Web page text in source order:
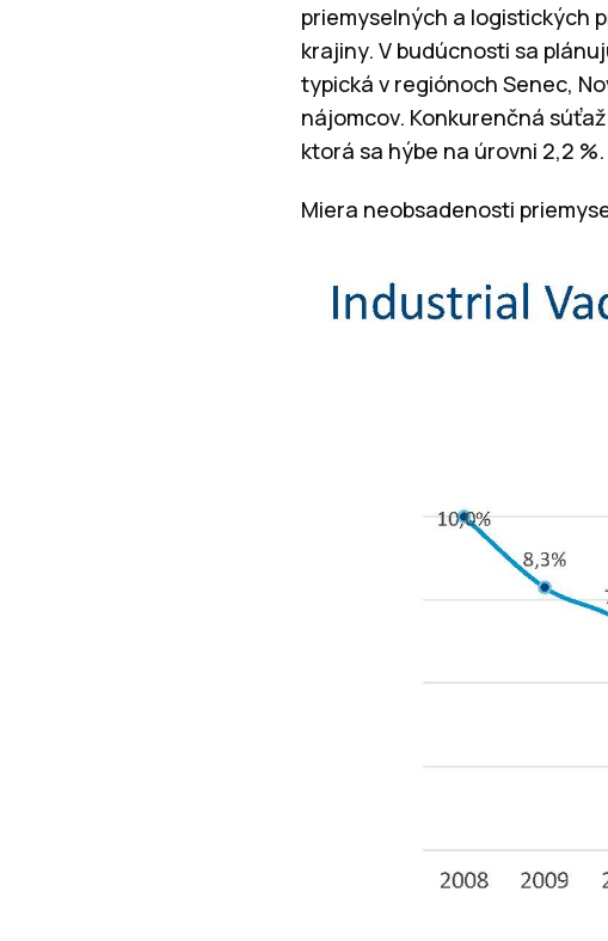
priemyselných a logistických
krajiny. V budúcnosti sa
typická v regiónoch Senec,
nájomcov. Konkurenčná
ktorá sa hýbe na úrovni 2,2 %.
Miera neobsadenosti